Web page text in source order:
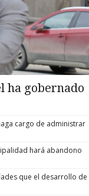
ha gobernado
cargo de administrar
hará abandono
que el desarrollo de